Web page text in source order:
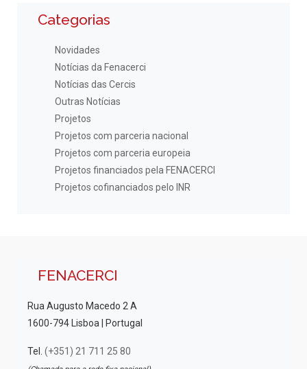
Categorias
Novidades
Notícias da Fenacerci
Notícias das Cercis
Outras Notícias
Projetos
Projetos com parceria nacional
Projetos com parceria europeia
Projetos financiados pela FENACERCI
Projetos cofinanciados pelo INR
FENACERCI
Rua Augusto Macedo 2 A
1600-794 Lisboa | Portugal
Tel. (+351) 21 711 25 80